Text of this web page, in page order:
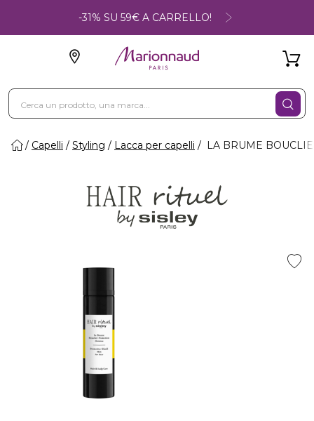
-31% SU 59€ A CARRELLO!
Capelli Styling Lacca per capelli LA BRUME